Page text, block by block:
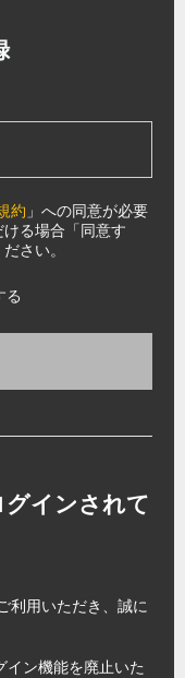
約 」への同意が必要
る場合「同意す
さい。
る
インされて
利用いただき、誠に
ン機能を廃止いた